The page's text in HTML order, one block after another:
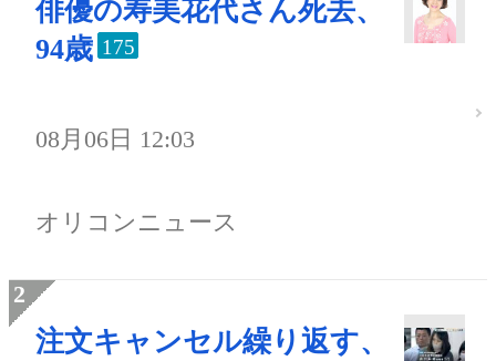
俳優の寿美花代さん死去、
94歳 175
08月06日 12:03
オリコンニュース
注文キャンセル繰り返す、